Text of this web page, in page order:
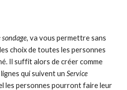
sondage, va vous permettre sans
choix de toutes les personnes
Il suffit alors de créer comme
qui suivent un Service
les personnes pourront faire leur